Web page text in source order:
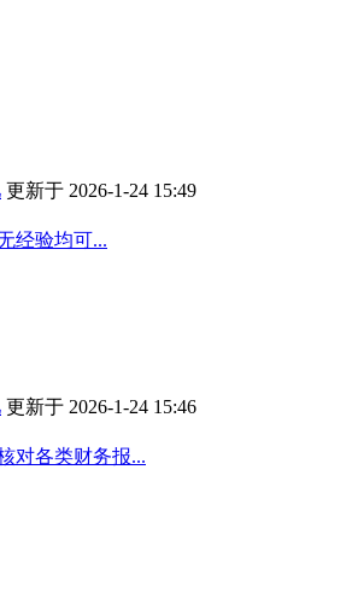
更新于 2026-1-24 15:49
经验均可...
更新于 2026-1-24 15:46
对各类财务报...